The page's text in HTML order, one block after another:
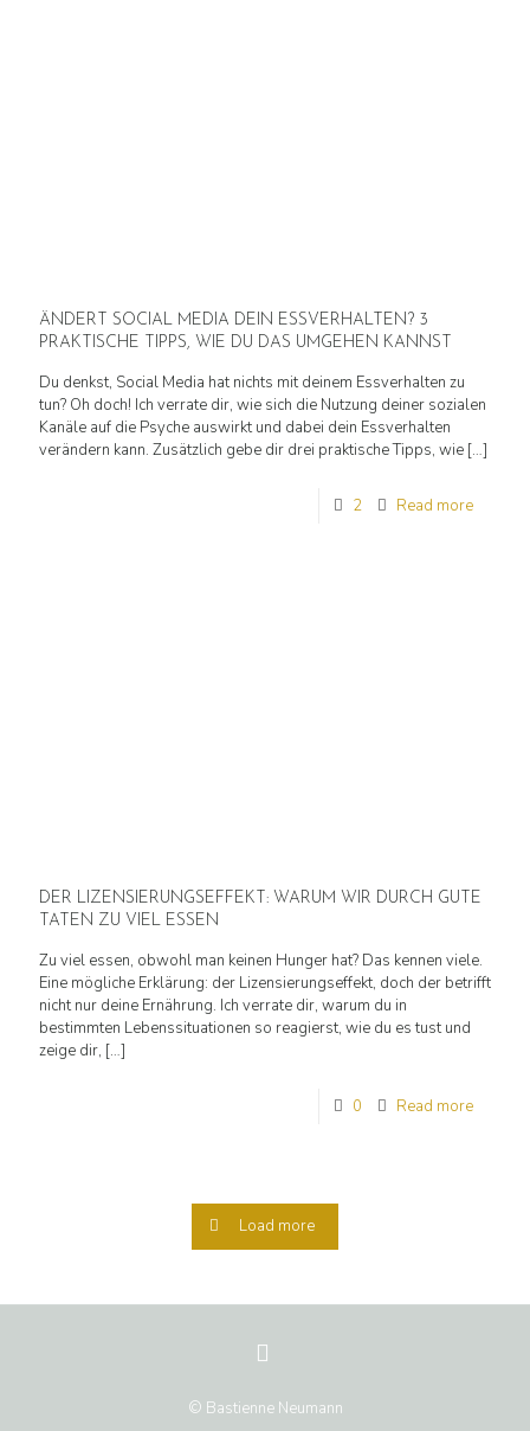
ÄNDERT SOCIAL MEDIA DEIN ESSVERHALTEN? 3
PRAKTISCHE TIPPS, WIE DU DAS UMGEHEN KANNST
Du denkst, Social Media hat nichts mit deinem Essverhalten zu
tun? Oh doch! Ich verrate dir, wie sich die Nutzung deiner sozialen
Kanäle auf die Psyche auswirkt und dabei dein Essverhalten
verändern kann. Zusätzlich gebe dir drei praktische Tipps, wie […]
2 Read more
DER LIZENSIERUNGSEFFEKT: WARUM WIR DURCH GUTE
TATEN ZU VIEL ESSEN
Zu viel essen, obwohl man keinen Hunger hat? Das kennen viele.
Eine mögliche Erklärung: der Lizensierungseffekt, doch der betrifft
nicht nur deine Ernährung. Ich verrate dir, warum du in
bestimmten Lebenssituationen so reagierst, wie du es tust und
zeige dir, […]
0 Read more
Load more
© Bastienne Neumann